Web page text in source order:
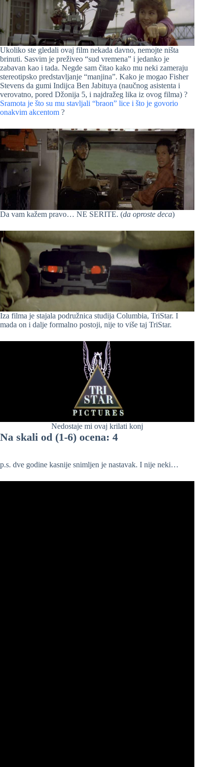
Ukoliko ste gledali ovaj film nekada davno, nemojte ništa
brinuti. Sasvim je preživeo “sud vremena” i jedanko je
zabavan kao i tada. Negde sam čitao kako mu neki zameraju
stereotipsko predstavljanje “manjina”. Kako je mogao Fisher
Stevens da gumi Indijca Ben Jabituya (naučnog asistenta i
verovatno, pored Džonija 5, i najdražeg lika iz ovog filma) ?
Sramota je što su mu stavljali “braon” lice i što je govorio
onakvim akcentom ?
Da vam kažem pravo… NE SERITE. (da oproste deca)
Iza filma je stajala podružnica studija Columbia, TriStar. I
mada on i dalje formalno postoji, nije to više taj TriStar.
Nedostaje mi ovaj krilati konj
Na skali od (1-6) ocena: 4
p.s. dve godine kasnije snimljen je nastavak. I nije neki…